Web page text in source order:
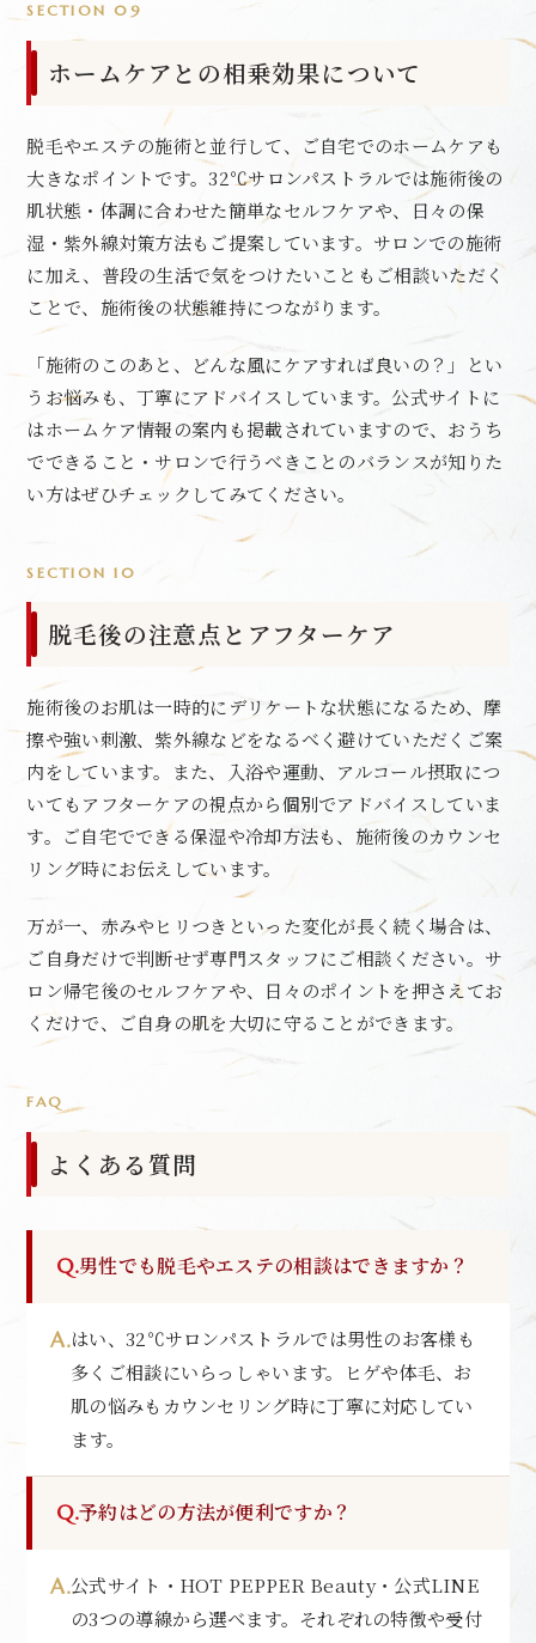
SECTION 09
ホームケアとの相乗効果について
脱毛やエステの施術と並行して、ご自宅でのホームケアも
大きなポイントです。32℃サロンパストラルでは施術後の
肌状態・体調に合わせた簡単なセルフケアや、日々の保
湿・紫外線対策方法もご提案しています。サロンでの施術
に加え、普段の生活で気をつけたいこともご相談いただく
ことで、施術後の状態維持につながります。
「施術のこのあと、どんな風にケアすれば良いの？」とい
うお悩みも、丁寧にアドバイスしています。公式サイトに
はホームケア情報の案内も掲載されていますので、おうち
でできること・サロンで行うべきことのバランスが知りた
い方はぜひチェックしてみてください。
SECTION 10
脱毛後の注意点とアフターケア
施術後のお肌は一時的にデリケートな状態になるため、摩
擦や強い刺激、紫外線などをなるべく避けていただくご案
内をしています。また、入浴や運動、アルコール摂取につ
いてもアフターケアの視点から個別でアドバイスしていま
す。ご自宅でできる保湿や冷却方法も、施術後のカウンセ
リング時にお伝えしています。
万が一、赤みやヒリつきといった変化が長く続く場合は、
ご自身だけで判断せず専門スタッフにご相談ください。サ
ロン帰宅後のセルフケアや、日々のポイントを押さえてお
くだけで、ご自身の肌を大切に守ることができます。
FAQ
よくある質問
男性でも脱毛やエステの相談はできますか？
はい、32℃サロンパストラルでは男性のお客様も
多くご相談にいらっしゃいます。ヒゲや体毛、お
肌の悩みもカウンセリング時に丁寧に対応してい
ます。
予約はどの方法が便利ですか？
公式サイト・HOT PEPPER Beauty・公式LINE
の3つの導線から選べます。それぞれの特徴や受付